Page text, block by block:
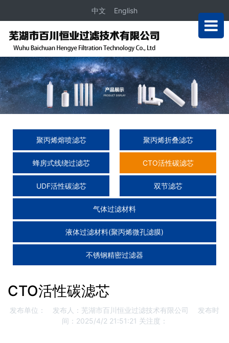
中文 English
聚丙烯熔喷滤芯 聚丙烯折叠滤芯
蜂房式线绕过滤芯 CTO活性碳滤芯
UDF活性碳滤芯 双节滤芯
气体过滤材料
液体过滤材料(聚丙烯微孔滤膜)
不锈钢精密过滤器
CTO活性碳滤芯
发布单位： 发布人：芜湖市百川恒业过滤技术有限公司
发布时
间：2025/4/2 21:51:21 关注度：